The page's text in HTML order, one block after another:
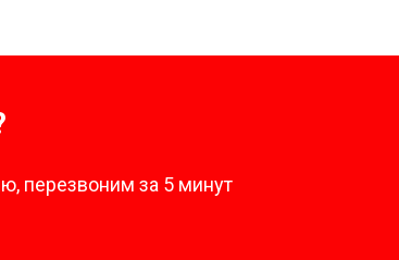
перезвоним за 5 минут